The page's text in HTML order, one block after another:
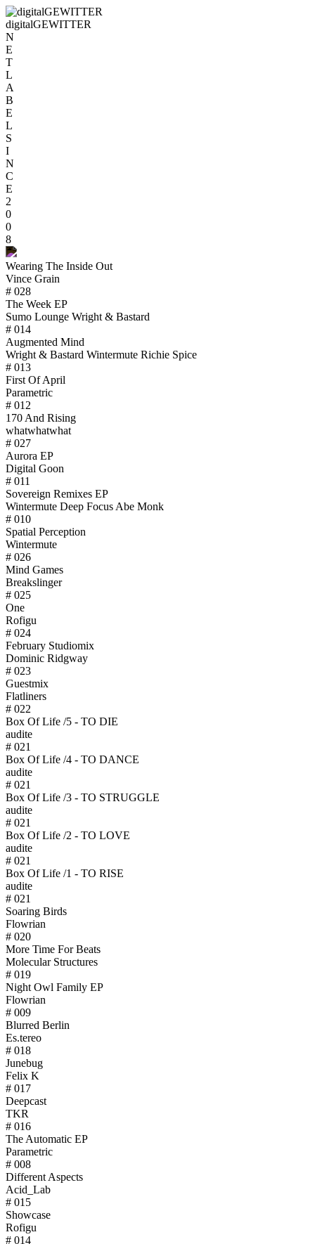
digitalGEWITTER
N
E
T
L
A
B
E
L
S
I
N
C
E
2
0
0
8
Wearing The Inside Out
Vince Grain
# 028
The Week EP
Sumo Lounge Wright & Bastard
# 014
Augmented Mind
Wright & Bastard Wintermute Richie Spice
# 013
First Of April
Parametric
# 012
170 And Rising
whatwhatwhat
# 027
Aurora EP
Digital Goon
# 011
Sovereign Remixes EP
Wintermute Deep Focus Abe Monk
# 010
Spatial Perception
Wintermute
# 026
Mind Games
Breakslinger
# 025
One
Rofigu
# 024
February Studiomix
Dominic Ridgway
# 023
Guestmix
Flatliners
# 022
Box Of Life /5 - TO DIE
audite
# 021
Box Of Life /4 - TO DANCE
audite
# 021
Box Of Life /3 - TO STRUGGLE
audite
# 021
Box Of Life /2 - TO LOVE
audite
# 021
Box Of Life /1 - TO RISE
audite
# 021
Soaring Birds
Flowrian
# 020
More Time For Beats
Molecular Structures
# 019
Night Owl Family EP
Flowrian
# 009
Blurred Berlin
Es.tereo
# 018
Junebug
Felix K
# 017
Deepcast
TKR
# 016
The Automatic EP
Parametric
# 008
Different Aspects
Acid_Lab
# 015
Showcase
Rofigu
# 014